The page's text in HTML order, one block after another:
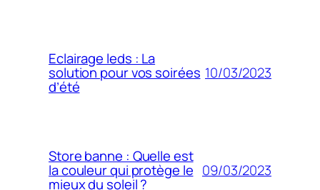
Eclairage leds : La
solution pour vos soirées
d’été
10/03/2023
Store banne : Quelle est
la couleur qui protège le
mieux du soleil ?
09/03/2023